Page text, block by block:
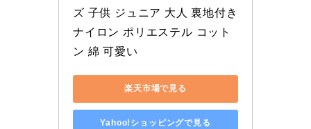
ズ 子供 ジュニア 大人 裏地付き
ナイロン ポリエステル コット
ン 綿 可愛い
楽天市場で見る
Yahoo!ショッピングで見る